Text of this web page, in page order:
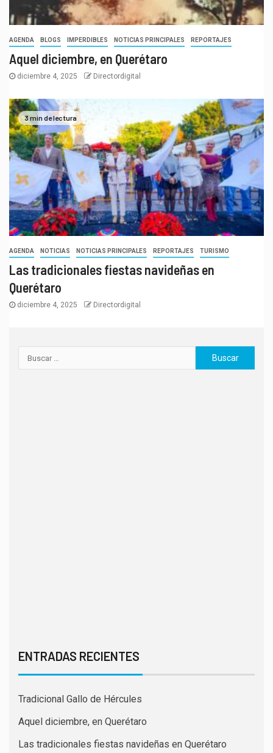
AGENDA BLOGS IMPERDIBLES NOTICIAS PRINCIPALES REPORTAJES
Aquel diciembre, en Querétaro
diciembre 4, 2025 Directordigital
3 min de lectura
AGENDA NOTICIAS NOTICIAS PRINCIPALES REPORTAJES TURISMO
Las tradicionales fiestas navideñas en
Querétaro
diciembre 4, 2025 Directordigital
ENTRADAS RECIENTES
Tradicional Gallo de Hércules
Aquel diciembre, en Querétaro
Las tradicionales fiestas navideñas en Querétaro